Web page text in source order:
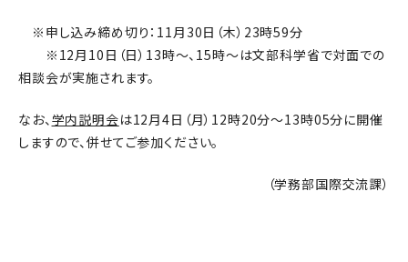
※申し込み締め切り：11月30日（木）23時59分
※12月10日（日）13時～、15時～は文部科学省で対面での
相談会が実施されます。
なお、学内説明会は12月4日（月）12時20分～13時05分に開催
しますので、併せてご参加ください。
（学務部国際交流課）